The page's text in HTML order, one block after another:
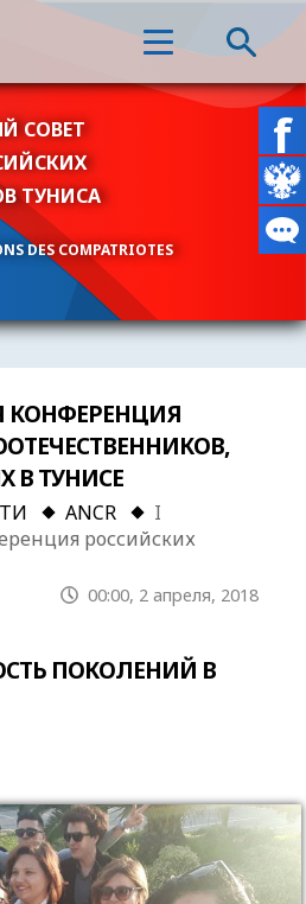
СОВЕТ
ТУНИСА
DES COMPATRIOTES
ТУНИСЕ
ANCR
I
российских
00:00, 2 апреля, 2018
ПОКОЛЕНИЙ В